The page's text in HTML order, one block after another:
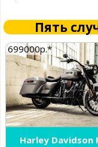
Пять
699000р.*
Harley Davidson